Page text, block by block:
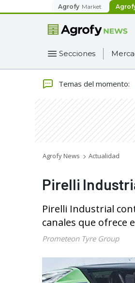
Agrofy Market
Secciones
Temas del momento:
Agrofy News Actualidad
Pirelli
Pirelli Industrial
canales que ofrece
Prometeon Tyre Group